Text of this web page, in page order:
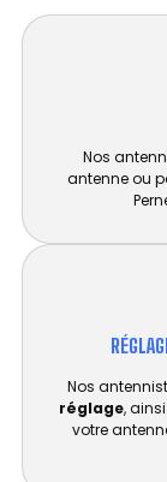
Nos
antenne ou
Nos
réglage,
votre